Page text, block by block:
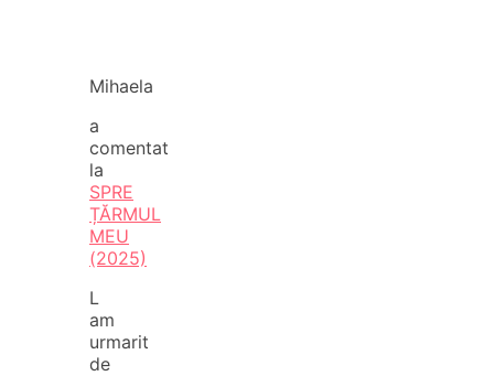
Mihaela
a
comentat
la
SPRE
ȚĂRMUL
MEU
(2025)
L
am
urmarit
de